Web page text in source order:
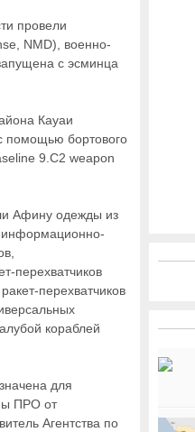
провели
NMD), военно-
с эсминца
Кауаи
помощью бортового
9.C2 weapon
Афину одежды из
информационно-
перехватчиков
перехватчиков
кораблей
для
ПРО от
Агентства по